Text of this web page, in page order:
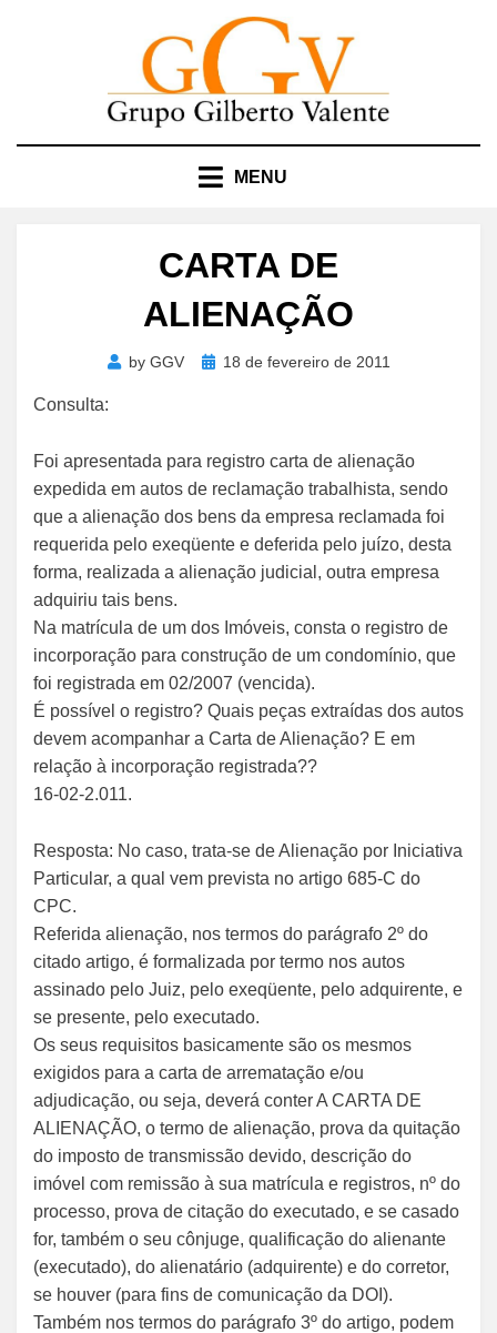
MENU
CARTA DE
ALIENAÇÃO
by GGV
Posted18 de fevereiro de 2011
Consulta:
Foi apresentada para registro carta de alienação
expedida em autos de reclamação trabalhista, sendo
que a alienação dos bens da empresa reclamada foi
requerida pelo exeqüente e deferida pelo juízo, desta
forma, realizada a alienação judicial, outra empresa
adquiriu tais bens.
Na matrícula de um dos Imóveis, consta o registro de
incorporação para construção de um condomínio, que
foi registrada em 02/2007 (vencida).
É possível o registro? Quais peças extraídas dos autos
devem acompanhar a Carta de Alienação? E em
relação à incorporação registrada??
16-02-2.011.
Resposta: No caso, trata-se de Alienação por Iniciativa
Particular, a qual vem prevista no artigo 685-C do
CPC.
Referida alienação, nos termos do parágrafo 2º do
citado artigo, é formalizada por termo nos autos
assinado pelo Juiz, pelo exeqüente, pelo adquirente, e
se presente, pelo executado.
Os seus requisitos basicamente são os mesmos
exigidos para a carta de arrematação e/ou
adjudicação, ou seja, deverá conter A CARTA DE
ALIENAÇÃO, o termo de alienação, prova da quitação
do imposto de transmissão devido, descrição do
imóvel com remissão à sua matrícula e registros, nº do
processo, prova de citação do executado, e se casado
for, também o seu cônjuge, qualificação do alienante
(executado), do alienatário (adquirente) e do corretor,
se houver (para fins de comunicação da DOI).
Também nos termos do parágrafo 3º do artigo, podem